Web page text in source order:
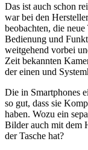
Das ist auch schon
war bei den
beobachten, die
Bedienung und
weitgehend vorbei
Zeit bekannten
der einen und
Die in Smartphones
so gut, dass sie
haben. Wozu ein
Bilder auch mit dem
der Tasche hat?